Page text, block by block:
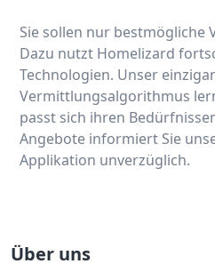
Sie sollen nur bestmögliche
Dazu nutzt Homelizard
Technologien. Unser
Vermittlungsalgorithmus
passt sich ihren
Angebote informiert Sie
Applikation unverzüglich.
Über uns